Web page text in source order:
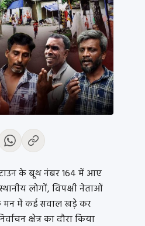
टाउन के बूथ नंबर 164 में आए
लोगों, विपक्षी नेताओं
मन में कई सवाल खड़े कर
क्षेत्र का दौरा किया